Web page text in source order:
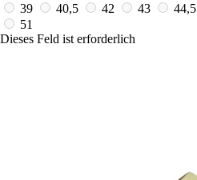
39
40,5 42 43 44,5
51
Dieses Feld ist erforderlich